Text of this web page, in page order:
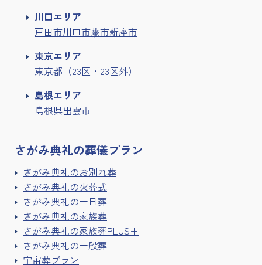
川口エリア
戸田市川口市蕨市新座市
東京エリア
東京都 （23区 ・ 23区外）
島根エリア
島根県出雲市
さがみ典礼の葬儀プラン
さがみ典礼のお別れ葬
さがみ典礼の火葬式
さがみ典礼の一日葬
さがみ典礼の家族葬
さがみ典礼の家族葬PLUS+
さがみ典礼の一般葬
宇宙葬プラン